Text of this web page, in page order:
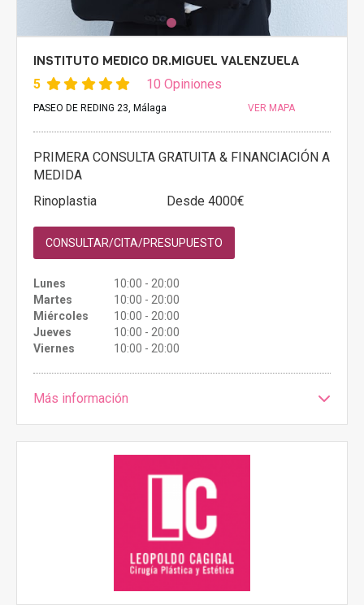
INSTITUTO MEDICO DR.MIGUEL VALENZUELA
5 10 Opiniones
PASEO DE REDING 23, Málaga VER MAPA
PRIMERA CONSULTA GRATUITA & FINANCIACIÓN A
MEDIDA
Rinoplastia
Desde 4000€
CONSULTAR/CITA/PRESUPUESTO
Lunes
10:00 - 20:00
Martes
10:00 - 20:00
Miércoles
10:00 - 20:00
Jueves
10:00 - 20:00
Viernes
10:00 - 20:00
Más información